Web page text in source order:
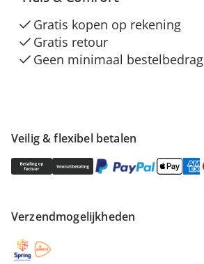
Veilig & flexibel betalen
Verzendmogelijkheden
Gratis kopen op rekening
Gratis retour
Geen minimaal bestelbedrag